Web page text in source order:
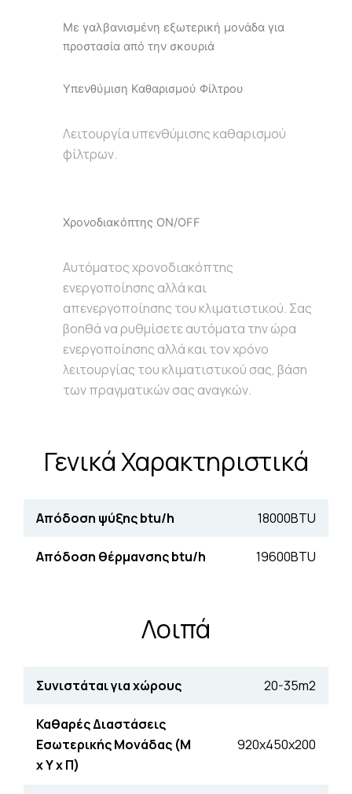
Με γαλβανισμένη εξωτερική μονάδα για
προστασία από την σκουριά
Υπενθύμιση Καθαρισμού Φίλτρου
Λειτουργία υπενθύμισης καθαρισμού
φίλτρων.
Χρονοδιακόπτης ON/OFF
Αυτόματος χρονοδιακόπτης
ενεργοποίησης αλλά και
απενεργοποίησης του κλιματιστικού. Σας
βοηθά να ρυθμίσετε αυτόματα την ώρα
ενεργοποίησης αλλά και τον χρόνο
λειτουργίας του κλιματιστικού σας, βάση
των πραγματικών σας αναγκών.
Γενικά Χαρακτηριστικά
Απόδοση ψύξης btu/h 18000BTU
Απόδοση θέρµανσης btu/h 19600BTU
Λοιπά
Συνιστάται για χώρους 20-35m2
Καθαρές Διαστάσεις
Εσωτερικής Μονάδας (Μ
x Υ x Π)
920x450x200